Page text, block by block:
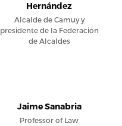
Hernández
Alcalde de Camuy y
presidente de la Federación
de Alcaldes
Jaime Sanabria
Professor of Law